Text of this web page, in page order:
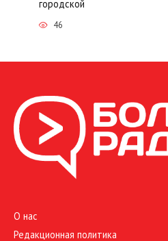
городской
46
О нас
Редакционная политика